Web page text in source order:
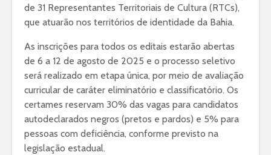
de 31 Representantes Territoriais de Cultura (RTCs),
que atuarão nos territórios de identidade da Bahia.
As inscrições para todos os editais estarão abertas
de 6 a 12 de agosto de 2025 e o processo seletivo
será realizado em etapa única, por meio de avaliação
curricular de caráter eliminatório e classificatório. Os
certames reservam 30% das vagas para candidatos
autodeclarados negros (pretos e pardos) e 5% para
pessoas com deficiência, conforme previsto na
legislação estadual.